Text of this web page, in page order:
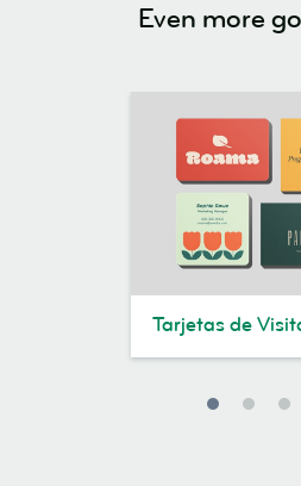
Even more
Tarjetas de